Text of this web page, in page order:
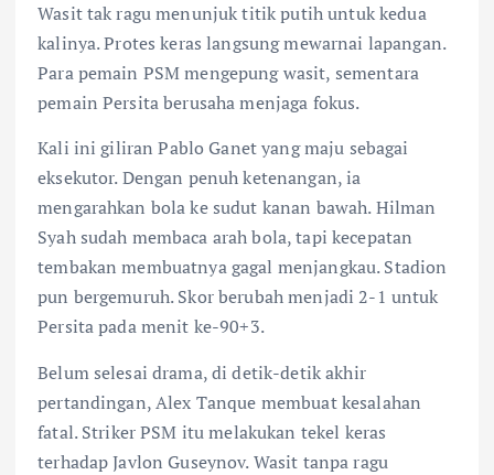
Wasit tak ragu menunjuk titik putih untuk kedua
kalinya. Protes keras langsung mewarnai lapangan.
Para pemain PSM mengepung wasit, sementara
pemain Persita berusaha menjaga fokus.
Kali ini giliran Pablo Ganet yang maju sebagai
eksekutor. Dengan penuh ketenangan, ia
mengarahkan bola ke sudut kanan bawah. Hilman
Syah sudah membaca arah bola, tapi kecepatan
tembakan membuatnya gagal menjangkau. Stadion
pun bergemuruh. Skor berubah menjadi 2-1 untuk
Persita pada menit ke-90+3.
Belum selesai drama, di detik-detik akhir
pertandingan, Alex Tanque membuat kesalahan
fatal. Striker PSM itu melakukan tekel keras
terhadap Javlon Guseynov. Wasit tanpa ragu